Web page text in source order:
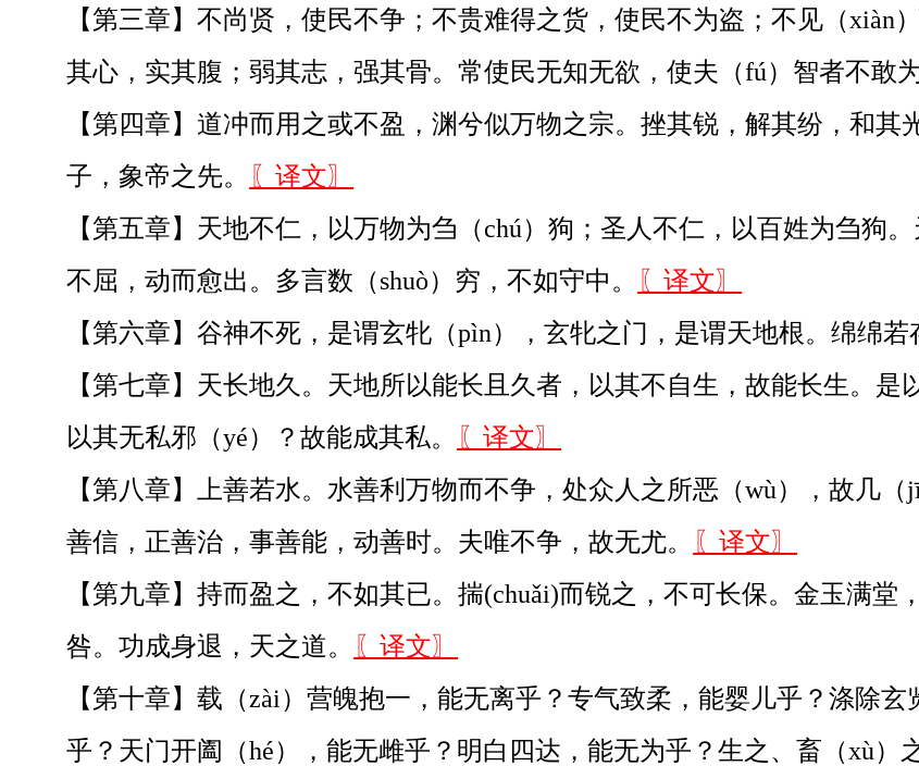
【第三章】不尚贤，使民不争；不贵难得之货，使民不为盗；不见（xiàn
其心，实其腹；弱其志，强其骨。常使民无知无欲，使夫（fú）智者不敢
【第四章】道冲而用之或不盈，渊兮似万物之宗。挫其锐，解其纷，和
子，象帝之先。
〖译文〗
【第五章】天地不仁，以万物为刍（chú）狗；圣人不仁，以百姓为刍狗
不屈，动而愈出。多言数（shuò）穷，不如守中。
〖译文〗
【第六章】谷神不死，是谓玄牝（pìn），玄牝之门，是谓天地根。绵绵若
【第七章】天长地久。天地所以能长且久者，以其不自生，故能长生。
以其无私邪（yé）？故能成其私。
〖译文〗
【第八章】上善若水。水善利万物而不争，处众人之所恶（wù），故几
善信，正善治，事善能，动善时。夫唯不争，故无尤。
〖译文〗
【第九章】持而盈之，不如其已。揣(chuǎi)而锐之，不可长保。金玉满
咎。功成身退，天之道。
〖译文〗
【第十章】载（zài）营魄抱一，能无离乎？专气致柔，能婴儿乎？涤除
乎？天门开阖（hé），能无雌乎？明白四达，能无为乎？生之、畜（xù）